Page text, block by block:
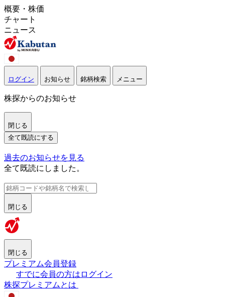
概要・株価
チャート
ニュース
ログイン お知らせ 銘柄検索 メニュー
株探からのお知らせ
閉じる
全て既読にする
過去のお知らせを見る
全て既読にしました。
閉じる
閉じる
プレミアム会員登録
すでに会員の方はログイン
株探プレミアムとは